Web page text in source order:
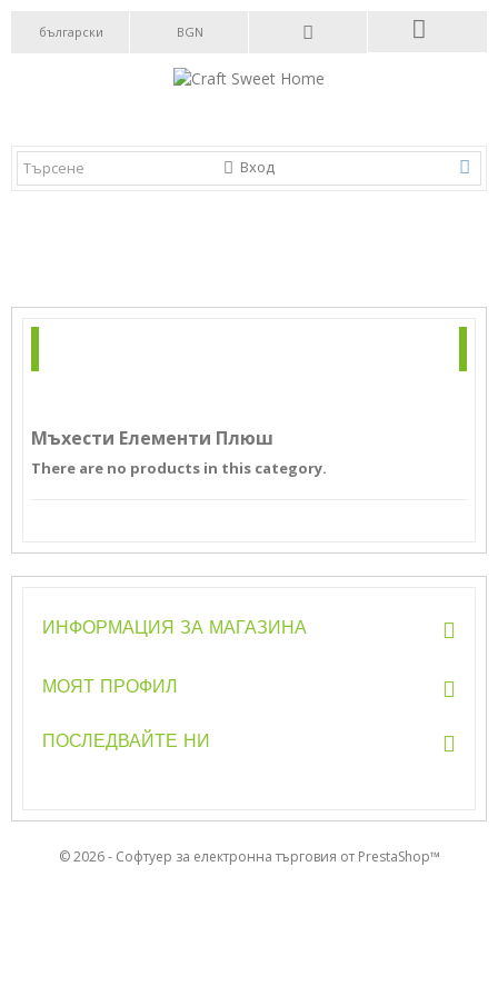
български BGN
Вход
Мъхести Елементи Плюш
There are no products in this category.
ИНФОРМАЦИЯ ЗА МАГАЗИНА
МОЯТ ПРОФИЛ
ПОСЛЕДВАЙТЕ НИ
© 2026 - Софтуер за електронна търговия от PrestaShop™